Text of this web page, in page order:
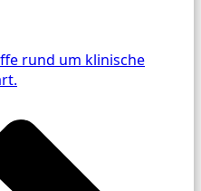
rund um klinische